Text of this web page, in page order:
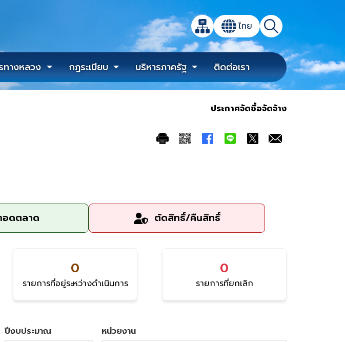
แผนผังเว็บไซต์
เปลี่ยนภาษา
ไทย ค้นหา
เปิดกล่องค้นหาข้อมูลหลักของเว็บไซต์
ทางหลวง กฎระเบียบ บริหารภาครัฐ ติดต่อเรา
ประกาศจัดซื้อจัดจ้าง
อดตลาด ตัดสิทธิ์/คืนสิทธิ์
0
รายการที่อยู่ระหว่างดำเนินการ
0
รายการที่ยกเลิก
ปีงบประมาณ
หน่วยงาน